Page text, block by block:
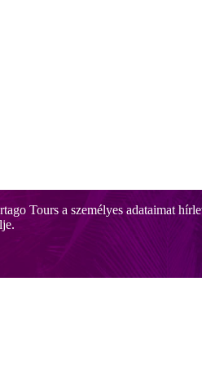
aquaparkkal és 10
Tours a személyes adataimat